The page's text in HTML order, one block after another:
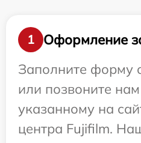
1
Оформление
Заполните форму
или позвоните
указанному на
центра Fujifilm.